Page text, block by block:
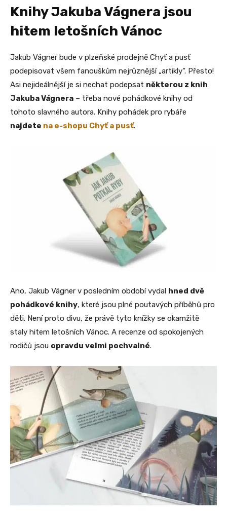
Knihy Jakuba Vágnera jsou
hitem letošních Vánoc
Jakub Vágner bude v plzeňské prodejně Chyť a pusť
podepisovat všem fanouškům nejrůznější „artikly“. Přesto!
Asi nejideálnější je si nechat podepsat některou z knih
Jakuba Vágnera – třeba nové pohádkové knihy od
tohoto slavného autora. Knihy pohádek pro rybáře
najdete na e-shopu Chyť a pusť.
Ano, Jakub Vágner v posledním období vydal hned dvě
pohádkové knihy, které jsou plné poutavých příběhů pro
děti. Není proto divu, že právě tyto knížky se okamžitě
staly hitem letošních Vánoc. A recenze od spokojených
rodičů jsou opravdu velmi pochvalné.